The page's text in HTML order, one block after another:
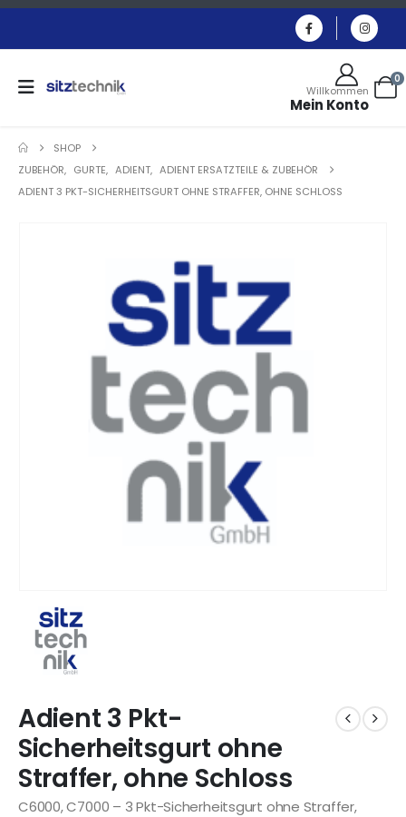
Willkommen
Mein Konto
0
SHOP
ZUBEHÖR, GURTE, ADIENT, ADIENT ERSATZTEILE & ZUBEHÖR
ADIENT 3 PKT-SICHERHEITSGURT OHNE STRAFFER, OHNE SCHLOSS
Adient 3 Pkt-
Sicherheitsgurt ohne
Straffer, ohne Schloss
C6000, C7000 – 3 Pkt-Sicherheitsgurt ohne Straffer,